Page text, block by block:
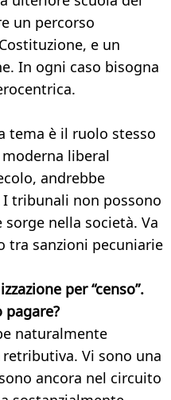
un percorso
e un
In ogni caso bisogna
tema è il ruolo stesso
liberal
andrebbe
tribunali non possono
nella società. Va
tra sanzioni pecuniarie
per “censo”.
pagare?
naturalmente
Vi sono una
ancora nel circuito